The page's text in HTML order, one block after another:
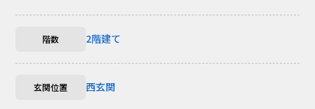
階数 2階建て
玄関位置 西玄関